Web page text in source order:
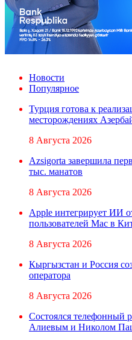
Новости
Популярное
Турция готова к
месторождениях
8 Августа 2026
Azsigorta завершила
тыс. манатов
8 Августа 2026
Apple интегрирует ИИ
пользователей Mac в
8 Августа 2026
Кыргызстан и Россия
оператора
8 Августа 2026
Состоялся телефонный
Алиевым и Николом